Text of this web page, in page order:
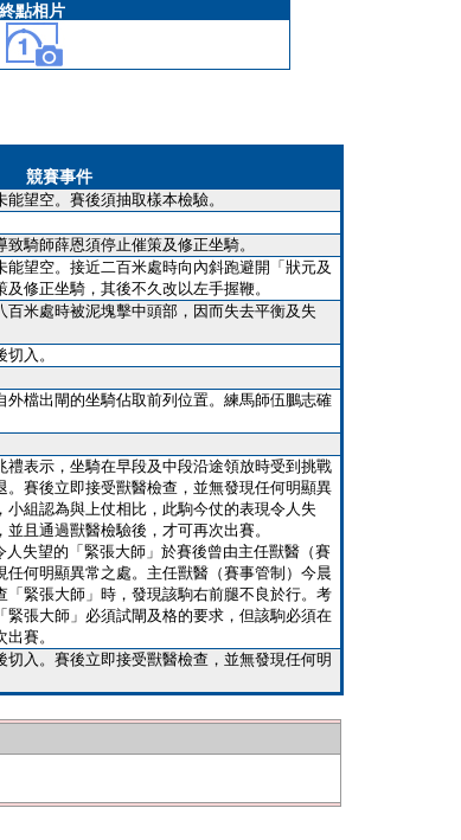
終點相片
競賽事件
望空。賽後須抽取樣本檢驗。
騎師薛恩須停止催策及修正坐騎。
望空。接近二百米處時向內斜跑避開「狀元及
修正坐騎，其後不久改以左手握鞭。
米處時被泥塊擊中頭部，因而失去平衡及失
入。
外檔出閘的坐騎佔取前列位置。練馬師伍鵬志確
禮表示，坐騎在早段及中段沿途領放時受到挑戰
。賽後立即接受獸醫檢查，並無發現任何明顯異
組認為與上仗相比，此駒今仗的表現令人失
且通過獸醫檢驗後，才可再次出賽。
失望的「緊張大師」於賽後曾由主任獸醫（賽
何明顯異常之處。主任獸醫（賽事管制）今晨
「緊張大師」時，發現該駒右前腿不良於行。考
緊張大師」必須試閘及格的要求，但該駒必須在
賽。
入。賽後立即接受獸醫檢查，並無發現任何明